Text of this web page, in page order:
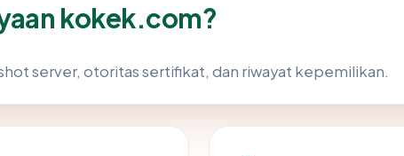
kokek.com?
server, otoritas sertifikat, dan riwayat kepemilikan.